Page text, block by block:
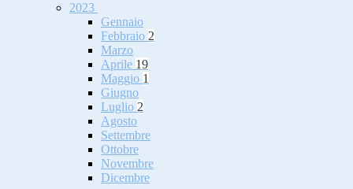
2023
Gennaio
Febbraio 2
Marzo
Aprile 19
Maggio 1
Giugno
Luglio 2
Agosto
Settembre
Ottobre
Novembre
Dicembre